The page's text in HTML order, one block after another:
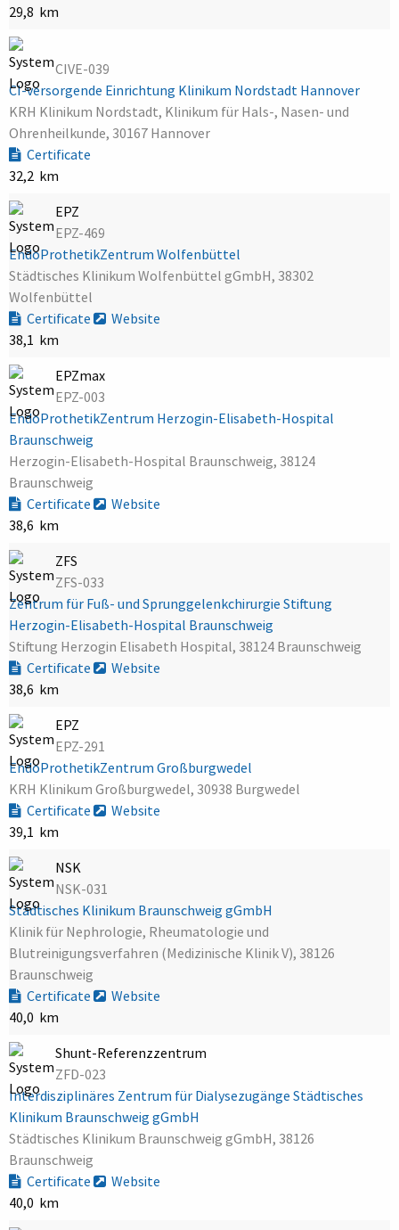
29,8 km
CIVE-039
CI-versorgende Einrichtung Klinikum Nordstadt Hannover
KRH Klinikum Nordstadt, Klinikum für Hals-, Nasen- und
Ohrenheilkunde, 30167 Hannover
Certificate
32,2 km
EPZ
EPZ-469
EndoProthetikZentrum Wolfenbüttel
Städtisches Klinikum Wolfenbüttel gGmbH, 38302
Wolfenbüttel
Certificate
Website
38,1 km
EPZmax
EPZ-003
EndoProthetikZentrum Herzogin-Elisabeth-Hospital
Braunschweig
Herzogin-Elisabeth-Hospital Braunschweig, 38124
Braunschweig
Certificate
Website
38,6 km
ZFS
ZFS-033
Zentrum für Fuß- und Sprunggelenkchirurgie Stiftung
Herzogin-Elisabeth-Hospital Braunschweig
Stiftung Herzogin Elisabeth Hospital, 38124 Braunschweig
Certificate
Website
38,6 km
EPZ
EPZ-291
EndoProthetikZentrum Großburgwedel
KRH Klinikum Großburgwedel, 30938 Burgwedel
Certificate
Website
39,1 km
NSK
NSK-031
Städtisches Klinikum Braunschweig gGmbH
Klinik für Nephrologie, Rheumatologie und
Blutreinigungsverfahren (Medizinische Klinik V), 38126
Braunschweig
Certificate
Website
40,0 km
Shunt-Referenzzentrum
ZFD-023
Interdisziplinäres Zentrum für Dialysezugänge Städtisches
Klinikum Braunschweig gGmbH
Städtisches Klinikum Braunschweig gGmbH, 38126
Braunschweig
Certificate
Website
40,0 km